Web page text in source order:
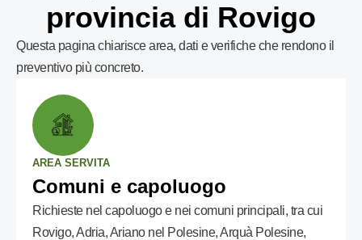
provincia di Rovigo
Questa pagina chiarisce area, dati e verifiche che rendono il
preventivo più concreto.
AREA SERVITA
Comuni e capoluogo
Richieste nel capoluogo e nei comuni principali, tra cui
Rovigo, Adria, Ariano nel Polesine, Arquà Polesine,